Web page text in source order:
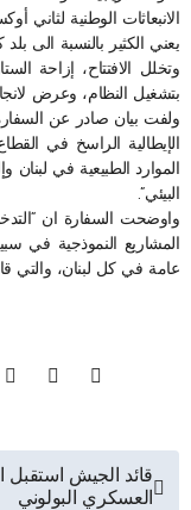
يعني الكثير بالنسبة الى بلد
وتخلل الافتتاح، إزاحة
بتشغيل النظام، وعرض
ولفت بيان صادر عن
الإيطالية الراسخ في
الموارد الطبيعية في
البيئي”.
واوضحت السفارة ان
عامة في كل لبنان، والتي
تصفّح
قائد الجيش استقبل
العسكري البولوني